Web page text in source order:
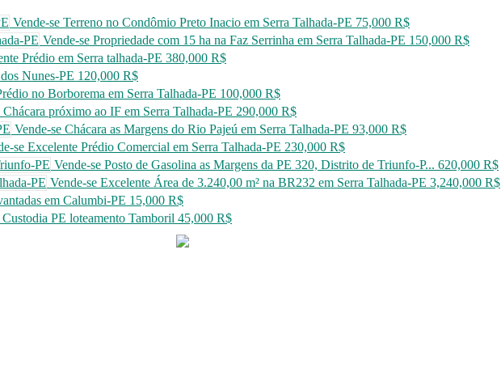
Vende-se Terreno no Condômio Preto Inacio em Serra Talhada-PE 75,000 R$
Vende-se Propriedade com 15 ha na Faz Serrinha em Serra Talhada-PE 150,000 R$
Prédio em Serra talhada-PE 380,000 R$
Nunes-PE 120,000 R$
no Borborema em Serra Talhada-PE 100,000 R$
Chácara próximo ao IF em Serra Talhada-PE 290,000 R$
Vende-se Chácara as Margens do Rio Pajeú em Serra Talhada-PE 93,000 R$
se Excelente Prédio Comercial em Serra Talhada-PE 230,000 R$
Vende-se Posto de Gasolina as Margens da PE 320, Distrito de Triunfo-P... 620,000 R$
Vende-se Excelente Área de 3.240,00 m² na BR232 em Serra Talhada-PE 3,240,000 R$
em Calumbi-PE 15,000 R$
PE loteamento Tamboril 45,000 R$